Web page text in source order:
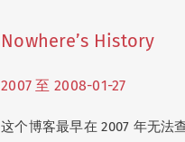
Nowhere’s History
2007 至 2008-01-27
这个博客最早在 2007 年无法